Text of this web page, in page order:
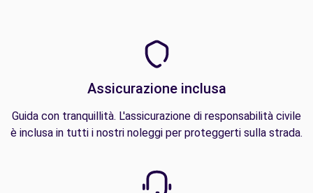
Assicurazione inclusa
Guida con tranquillità. L'assicurazione di responsabilità civile
è inclusa in tutti i nostri noleggi per proteggerti sulla strada.